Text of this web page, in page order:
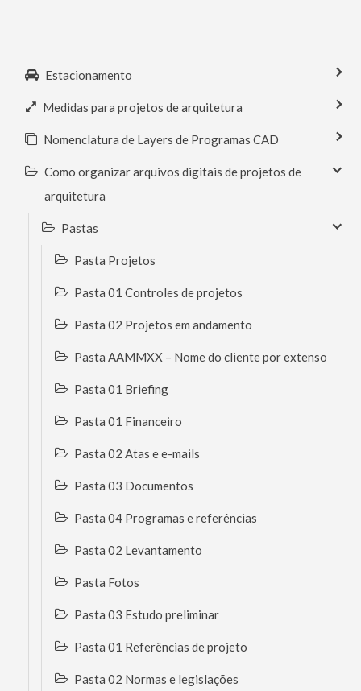
Estacionamento
Medidas para projetos de arquitetura
Nomenclatura de Layers de Programas CAD
Como organizar arquivos digitais de projetos de
arquitetura
Pastas
Pasta Projetos
Pasta 01 Controles de projetos
Pasta 02 Projetos em andamento
Pasta AAMMXX – Nome do cliente por extenso
Pasta 01 Briefing
Pasta 01 Financeiro
Pasta 02 Atas e e-mails
Pasta 03 Documentos
Pasta 04 Programas e referências
Pasta 02 Levantamento
Pasta Fotos
Pasta 03 Estudo preliminar
Pasta 01 Referências de projeto
Pasta 02 Normas e legislações